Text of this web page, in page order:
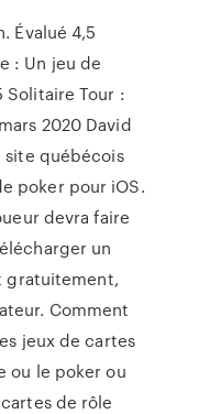
Évalué 4,5
: Un jeu de
Solitaire Tour :
2020 David
québécois
poker pour iOS.
devra faire
un
gratuitement,
Comment
jeux de cartes
ou le poker ou
de rôle